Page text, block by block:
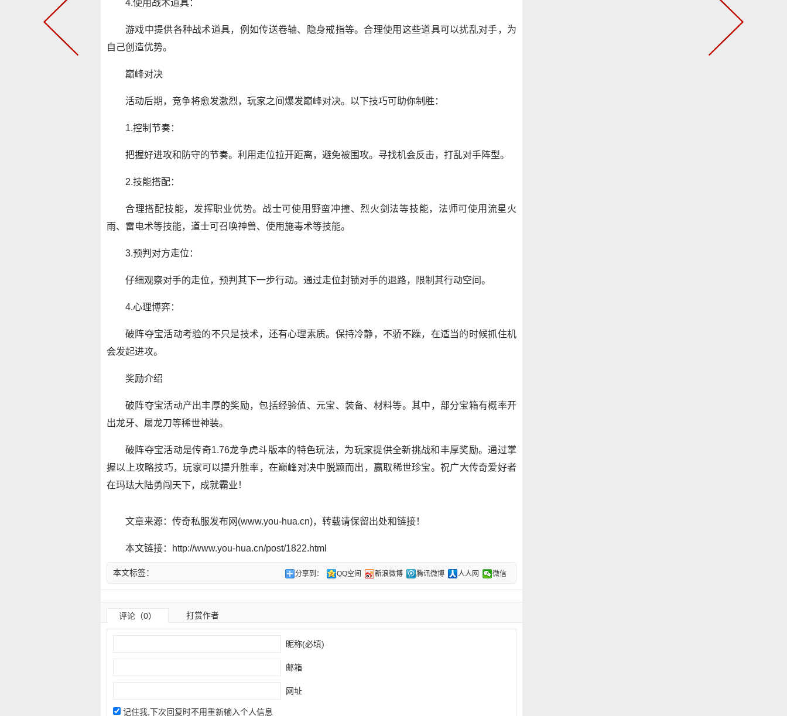
4.使用战术道具：
游戏中提供各种战术道具，例如传送卷轴、隐身戒指等。合理使用这些道具可以扰乱对手，为
自己创造优势。
巅峰对决
活动后期，竞争将愈发激烈，玩家之间爆发巅峰对决。以下技巧可助你制胜：
1.控制节奏：
把握好进攻和防守的节奏。利用走位拉开距离，避免被围攻。寻找机会反击，打乱对手阵型。
2.技能搭配：
合理搭配技能，发挥职业优势。战士可使用野蛮冲撞、烈火剑法等技能，法师可使用流星火
雨、雷电术等技能，道士可召唤神兽、使用施毒术等技能。
3.预判对方走位：
仔细观察对手的走位，预判其下一步行动。通过走位封锁对手的退路，限制其行动空间。
4.心理博弈：
破阵夺宝活动考验的不只是技术，还有心理素质。保持冷静，不骄不躁，在适当的时候抓住机
会发起进攻。
奖励介绍
破阵夺宝活动产出丰厚的奖励，包括经验值、元宝、装备、材料等。其中，部分宝箱有概率开
出龙牙、屠龙刀等稀世神装。
破阵夺宝活动是传奇1.76龙争虎斗版本的特色玩法，为玩家提供全新挑战和丰厚奖励。通过掌
握以上攻略技巧，玩家可以提升胜率，在巅峰对决中脱颖而出，赢取稀世珍宝。祝广大传奇爱好者
在玛珐大陆勇闯天下，成就霸业！
文章来源：传奇私服发布网(www.you-hua.cn)，转载请保留出处和链接！
本文链接：http://www.you-hua.cn/post/1822.html
分享到： QQ空间 新浪微博 腾讯微博 人人网 微信
本文标签：
评论（0） 打赏作者
昵称(必填)
邮箱
网址
记住我,下次回复时不用重新输入个人信息